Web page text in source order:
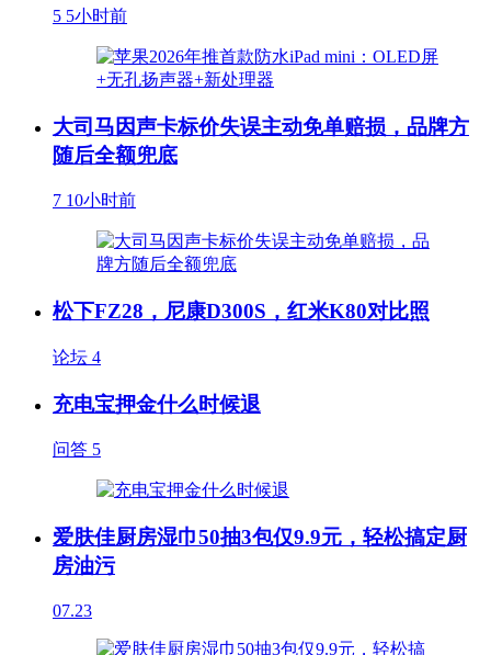
5 5小时前
大司马因声卡标价失误主动免单赔损，品牌方
随后全额兜底
7 10小时前
松下FZ28，尼康D300S，红米K80对比照
论坛 4
充电宝押金什么时候退
问答 5
爱肤佳厨房湿巾50抽3包仅9.9元，轻松搞定厨
房油污
07.23